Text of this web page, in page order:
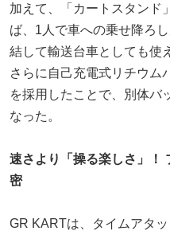
加えて、「カートスタンド
ば、1人で車への乗せ降ろ
結して輸送台車としても使
さらに自己充電式リチウム
を採用したことで、別体バ
なった。
速さより「操る楽しさ」！
密
GR KARTは、タイムアタ